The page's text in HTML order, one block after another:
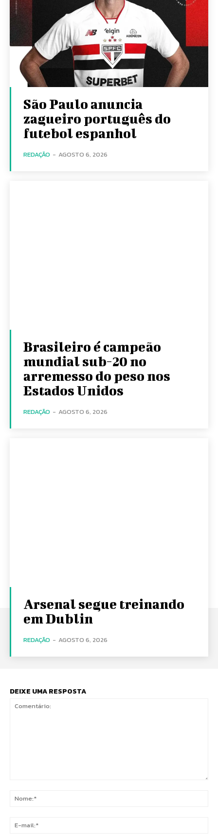
São Paulo anuncia
zagueiro português do
futebol espanhol
REDAÇÃO - AGOSTO 6, 2026
Brasileiro é campeão
mundial sub-20 no
arremesso do peso nos
Estados Unidos
REDAÇÃO - AGOSTO 6, 2026
Arsenal segue treinando
em Dublin
REDAÇÃO - AGOSTO 6, 2026
DEIXE UMA RESPOSTA